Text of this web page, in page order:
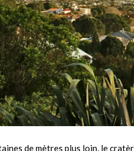
de mètres plus loin, le